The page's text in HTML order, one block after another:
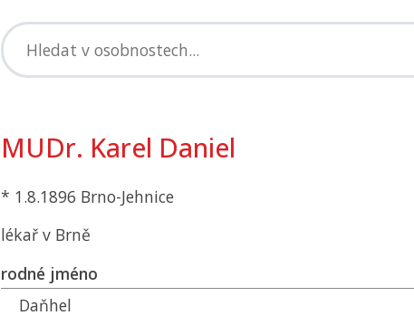
MUDr. Karel Daniel
* 1.8.1896 Brno-Jehnice
lékař v Brně
rodné jméno
Daňhel